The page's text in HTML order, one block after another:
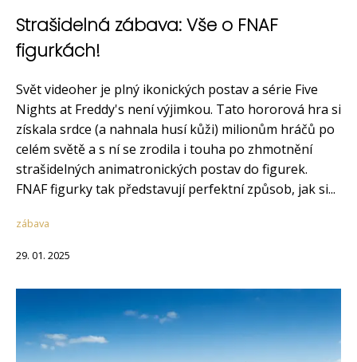
Strašidelná zábava: Vše o FNAF
figurkách!
Svět videoher je plný ikonických postav a série Five
Nights at Freddy's není výjimkou. Tato hororová hra si
získala srdce (a nahnala husí kůži) milionům hráčů po
celém světě a s ní se zrodila i touha po zhmotnění
strašidelných animatronických postav do figurek.
FNAF figurky tak představují perfektní způsob, jak si...
zábava
29. 01. 2025